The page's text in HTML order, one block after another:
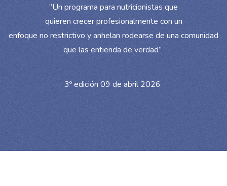
“Un programa para nutricionistas que
quieren crecer profesionalmente con un
enfoque no restrictivo y anhelan rodearse de una comunidad
que las entienda de verdad”
3º edición 09 de abril 2026